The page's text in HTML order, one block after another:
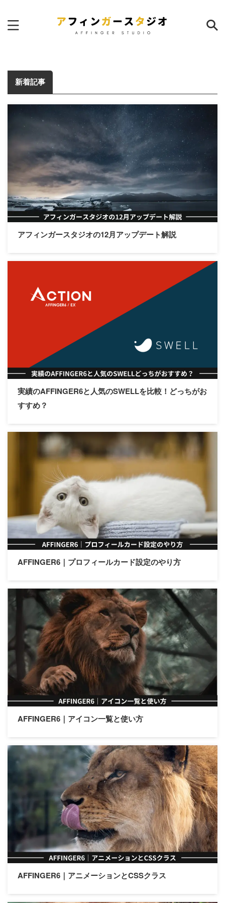
ランキング
本日 週間 月間
AFFINGER6｜サイトマップ作
成のおすすめプラグイン
18pv
をマック風にカスタマイズ
【2026年3月】最新の
AFFINGER6アップデートで大
きく変わった事まとめ
2 pv
【基本編】サイト設定
【中級編】アドセンス設定
4. 【上級編】デザイン設定
カテゴリー
設定方法 プラグイン
カスタマイズ レビュー
アフィリエイト ブロック
AFFINGER5 AFFINGER6 AFFINGER7
AFFINGER専用プラグイン ASP関連 EX版限定
Google関連 SNS関連 STINGER8 WordPress関連
コード関連 サーバー関連 トップページ関連
メニュー関連 有料記事
新着記事
アフィンガースタジオの12月アップデート解説
実績のAFFINGER6と人気のSWELLを比較！どっちがお
すすめ？
AFFINGER6｜プロフィールカード設定のやり方
AFFINGER6｜アイコン一覧と使い方
AFFINGER6｜アニメーションとCSSクラス